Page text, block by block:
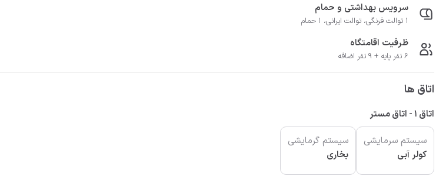
سرویس بهداشتی و حمام
1 توالت فرنگی، توالت ایرانی، 1 حمام
ظرفیت اقامتگاه
6 نفر پایه + 9 نفر اضافه
اتاق ها
اتاق 1 - اتاق مستر
سیستم سرمایشی
کولر آبی
سیستم گرمایشی
بخاری